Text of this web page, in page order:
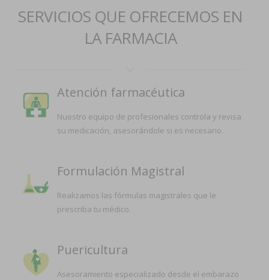
SERVICIOS QUE OFRECEMOS EN
LA FARMACIA
Atención farmacéutica
Nuestro equipo de profesionales controla y revisa
su medicación, asesorándole si es necesario.
Formulación Magistral
Realizamos las fórmulas magistrales que le
prescriba tu médico.
Puericultura
Asesoramiento especializado desde el embarazo